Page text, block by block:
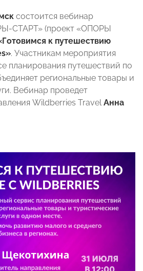
состоится вебинар
СТАРТ» (проект «ОПОРЫ
к путешествию
. Участникам мероприятия
планирования путешествий по
региональные товары и
Вебинар проведет
Wildberries Travel Анна